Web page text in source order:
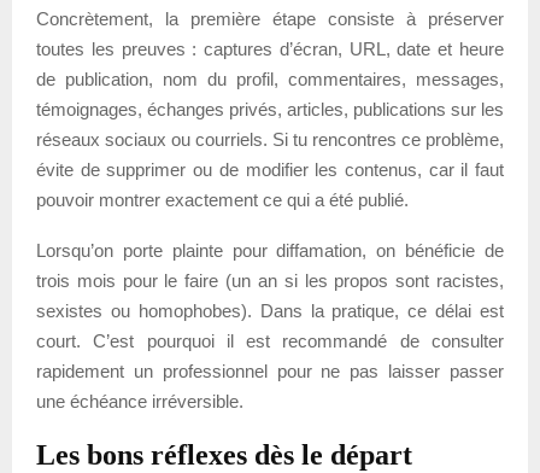
Concrètement, la première étape consiste à préserver
toutes les preuves : captures d’écran, URL, date et heure
de publication, nom du profil, commentaires, messages,
témoignages, échanges privés, articles, publications sur les
réseaux sociaux ou courriels. Si tu rencontres ce problème,
évite de supprimer ou de modifier les contenus, car il faut
pouvoir montrer exactement ce qui a été publié.
Lorsqu’on porte plainte pour diffamation, on bénéficie de
trois mois pour le faire (un an si les propos sont racistes,
sexistes ou homophobes). Dans la pratique, ce délai est
court. C’est pourquoi il est recommandé de consulter
rapidement un professionnel pour ne pas laisser passer
une échéance irréversible.
Les bons réflexes dès le départ